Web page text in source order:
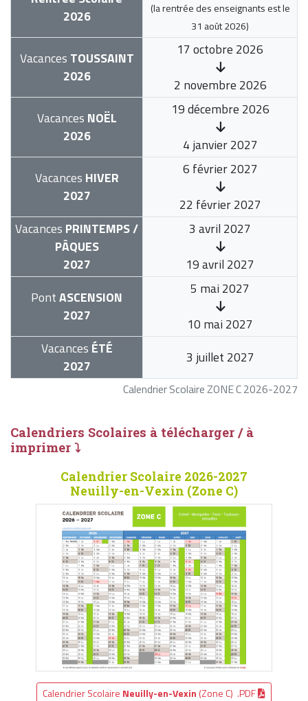
Calendrier Scolaire ZONE C 2026-2027
2026
(la rentrée des enseignants est le
31 août 2026)
Vacances TOUSSAINT
2026
17 octobre 2026
2 novembre 2026
Vacances NOËL
2026
19 décembre 2026
4 janvier 2027
Vacances HIVER
2027
6 février 2027
22 février 2027
Vacances PRINTEMPS /
PÂQUES
2027
3 avril 2027
19 avril 2027
PontASCENSION
2027
5 mai 2027
10 mai 2027
Vacances ÉTÉ
2027
3 juillet 2027
Calendriers Scolaires à télécharger / à
imprimer ⤵
Calendrier Scolaire 2026-2027
Neuilly-en-Vexin (Zone C)
Calendrier Scolaire Neuilly-en-Vexin (Zone C) .PDF